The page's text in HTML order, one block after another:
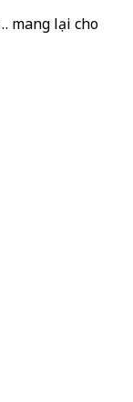
mang lại cho